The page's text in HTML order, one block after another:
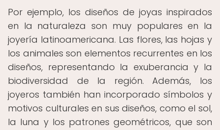
Por ejemplo, los diseños de joyas inspirados
en la naturaleza son muy populares en la
joyería latinoamericana. Las flores, las hojas y
los animales son elementos recurrentes en los
diseños, representando la exuberancia y la
biodiversidad de la región. Además, los
joyeros también han incorporado símbolos y
motivos culturales en sus diseños, como el sol,
la luna y los patrones geométricos, que son